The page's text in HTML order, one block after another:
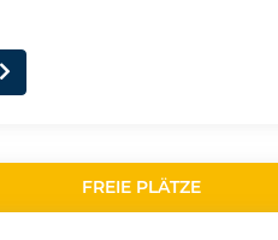
FREIE PLÄTZE